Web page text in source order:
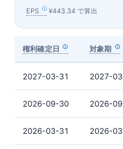
EPS ¥443.34 で算出
権利確定日 対象期
2027-03-31 2027-03
2026-09-30 2026-09
2026-03-31 2026-03